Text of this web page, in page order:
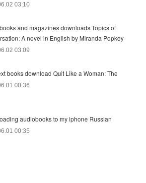
03:10
and magazines downloads Topics of
A novel in English by Miranda Popkey
03:09
books download Quit Like a Woman: The
00:36
audiobooks to my iphone Russian
00:35